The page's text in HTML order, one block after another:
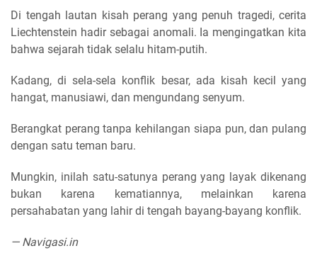
Di tengah lautan kisah perang yang penuh tragedi, cerita
Liechtenstein hadir sebagai anomali. Ia mengingatkan kita
bahwa sejarah tidak selalu hitam-putih.
Kadang, di sela-sela konflik besar, ada kisah kecil yang
hangat, manusiawi, dan mengundang senyum.
Berangkat perang tanpa kehilangan siapa pun, dan pulang
dengan satu teman baru.
Mungkin, inilah satu-satunya perang yang layak dikenang
bukan karena kematiannya, melainkan karena
persahabatan yang lahir di tengah bayang-bayang konflik.
— Navigasi.in